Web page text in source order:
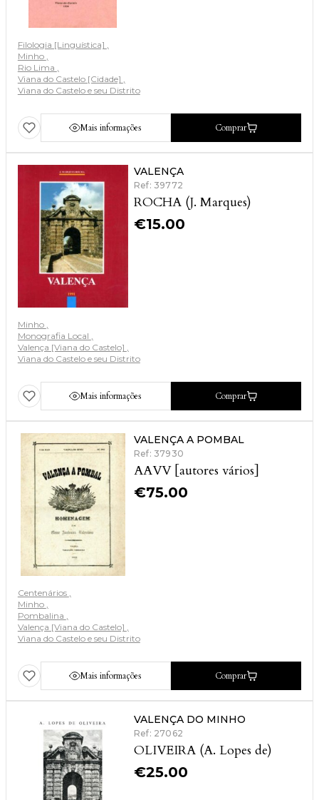
Filologia [Linguística]
Minho
Rio Lima
Viana do Castelo [Cidade]
Viana do Castelo e seu Distrito
Mais informações Comprar
VALENÇA
Ref: 39772
ROCHA (J. Marques)
€15.00
Minho
Monografia Local
Valença [Viana do Castelo]
Viana do Castelo e seu Distrito
Mais informações Comprar
VALENÇA A POMBAL
Ref: 37930
AAVV [autores vários]
€75.00
Centenários
Minho
Pombalina
Valença [Viana do Castelo]
Viana do Castelo e seu Distrito
Mais informações Comprar
VALENÇA DO MINHO
Ref: 27062
OLIVEIRA (A. Lopes de)
€25.00